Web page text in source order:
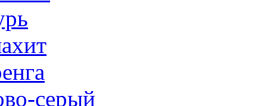
серый